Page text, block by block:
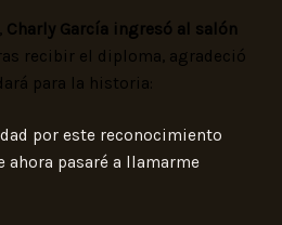
Charly García ingresó al salón
recibir el diploma, agradeció
para la historia:
por este reconocimiento
ahora pasaré a llamarme